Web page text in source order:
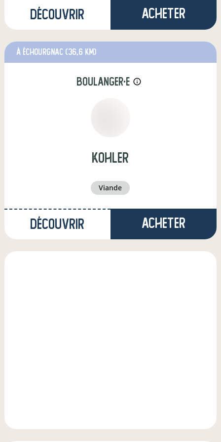
Découvrir Acheter
à Échourgnac (36,6 km)
boulanger·e info_outline
kohler
viande
Découvrir Acheter